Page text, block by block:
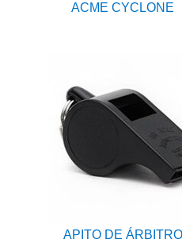
ACME CYCLONE
APITO DE ÁRBITRO